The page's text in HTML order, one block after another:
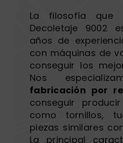
La filosofía que
Decoletaje 9002
años de
con máquinas de
conseguir los
Nos
fabricación por
conseguir
como tornillos,
piezas similares
La principal